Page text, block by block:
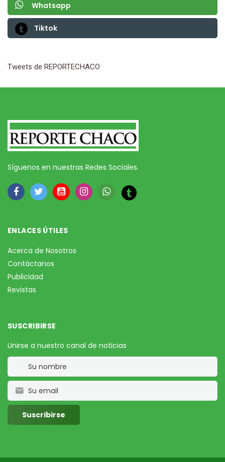
Whatsapp
Tiktok
Tweets de REPORTECHACO
Síguenos en nuestras Redes Sociales.
ENLACES ÚTILES
Acerca de Nosotros
Contáctanos
Publicidad
Revistas
SUSCRIBIRSE
Unirse a nuestro canal de noticias